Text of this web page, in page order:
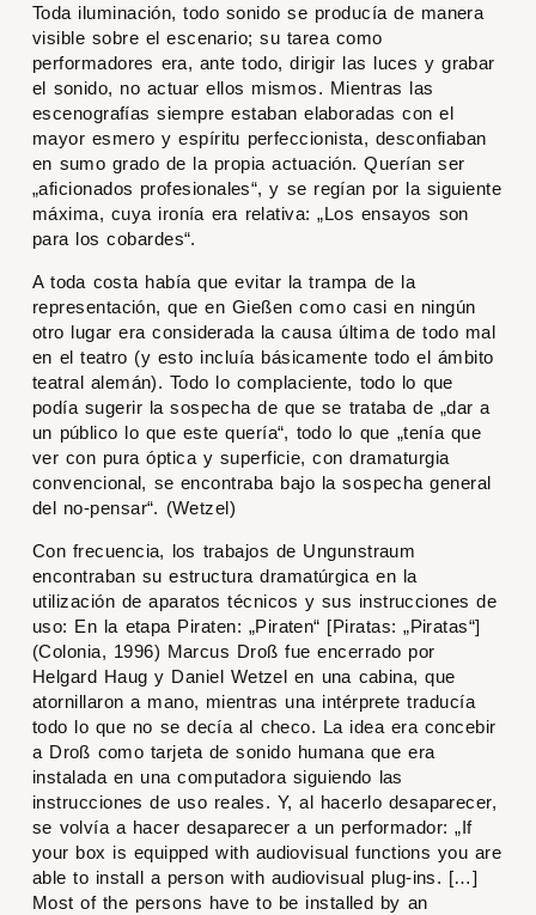
Toda iluminación, todo sonido se producía de manera
visible sobre el escenario; su tarea como
performadores era, ante todo, dirigir las luces y grabar
el sonido, no actuar ellos mismos. Mientras las
escenografías siempre estaban elaboradas con el
mayor esmero y espíritu perfeccionista, desconfiaban
en sumo grado de la propia actuación. Querían ser
„aficionados profesionales“, y se regían por la siguiente
máxima, cuya ironía era relativa: „Los ensayos son
para los cobardes“.
A toda costa había que evitar la trampa de la
representación, que en Gießen como casi en ningún
otro lugar era considerada la causa última de todo mal
en el teatro (y esto incluía básicamente todo el ámbito
teatral alemán). Todo lo complaciente, todo lo que
podía sugerir la sospecha de que se trataba de „dar a
un público lo que este quería“, todo lo que „tenía que
ver con pura óptica y superficie, con dramaturgia
convencional, se encontraba bajo la sospecha general
del no-pensar“. (Wetzel)
Con frecuencia, los trabajos de Ungunstraum
encontraban su estructura dramatúrgica en la
utilización de aparatos técnicos y sus instrucciones de
uso: En la etapa Piraten: „Piraten“ [Piratas: „Piratas“]
(Colonia, 1996) Marcus Droß fue encerrado por
Helgard Haug y Daniel Wetzel en una cabina, que
atornillaron a mano, mientras una intérprete traducía
todo lo que no se decía al checo. La idea era concebir
a Droß como tarjeta de sonido humana que era
instalada en una computadora siguiendo las
instrucciones de uso reales. Y, al hacerlo desaparecer,
se volvía a hacer desaparecer a un performador: „If
your box is equipped with audiovisual functions you are
able to install a person with audiovisual plug-ins. […]
Most of the persons have to be installed by an